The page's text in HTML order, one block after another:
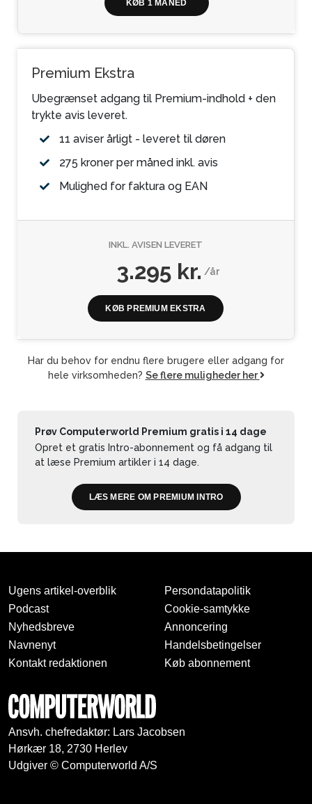
KØB 1 MÅNED
Premium Ekstra
Ubegrænset adgang til Premium-indhold + den
trykte avis leveret.
11 aviser årligt - leveret til døren
275 kroner per måned inkl. avis
Mulighed for faktura og EAN
INKL. AVISEN LEVERET
3.295 kr./år
KØB PREMIUM EKSTRA
Har du behov for endnu flere brugere eller adgang for
hele virksomheden? Se flere muligheder her
Prøv Computerworld Premium gratis i 14 dage
Opret et gratis Intro-abonnement og få adgang til
at læse Premium artikler i 14 dage.
LÆS MERE OM PREMIUM INTRO
Ugens artikel-overblik
Podcast
Nyhedsbreve
Navnenyt
Kontakt redaktionen
Persondatapolitik
Cookie-samtykke
Annoncering
Handelsbetingelser
Køb abonnement
Ansvh. chefredaktør: Lars Jacobsen
Hørkær 18, 2730 Herlev
Udgiver © Computerworld A/S